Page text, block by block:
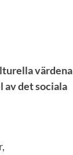
värdena
av det sociala